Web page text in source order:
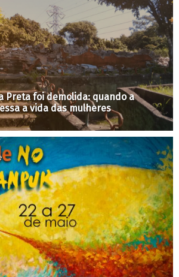
Preta foi demolida: quando a
a vida das mulheres